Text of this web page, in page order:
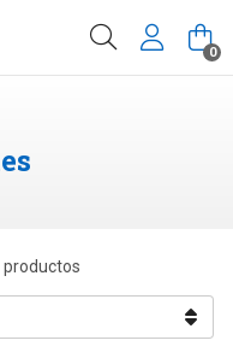
Buscar 0
productos